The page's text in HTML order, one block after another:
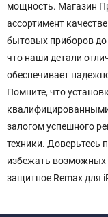
мощность. Магазин
ассортимент
бытовых приборов
что наши детали
обеспечивает
Помните, что
квалифицированными
залогом успешного
техники. Доверьтесь
избежать возможных
защитное Remax для